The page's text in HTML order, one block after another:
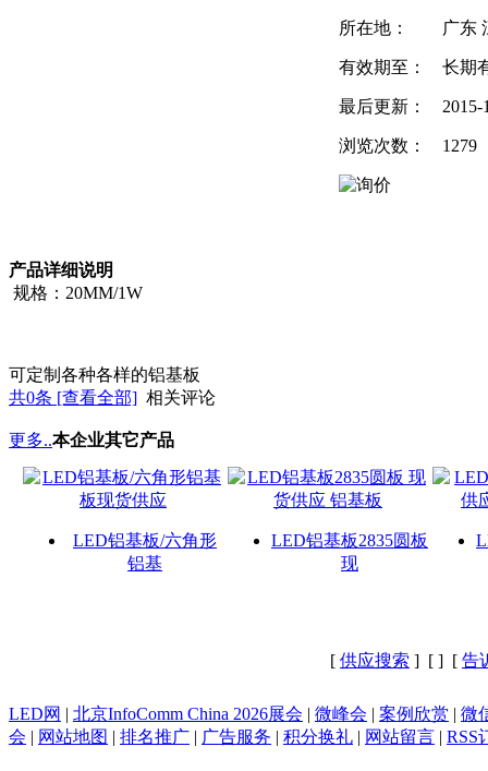
所在地： 广东
有效期至： 长期
最后更新： 2015-
浏览次数： 1279
产品详细说明
规格：20MM/1W
可定制各种各样的铝基板
共0条 [查看全部] 相关评论
更多..本企业其它产品
LED铝基板/六角形
铝基
LED铝基板2835圆板
现
[ 供应搜索 ] [ ] [ 告
LED网 北京InfoComm China 2026展会 微峰会 案例欣赏
微
会
网站地图 排名推广 广告服务 积分换礼 网站留言 RSS